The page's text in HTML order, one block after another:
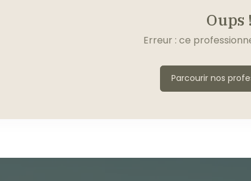
Oups !
Erreur : ce
Parcourir nos